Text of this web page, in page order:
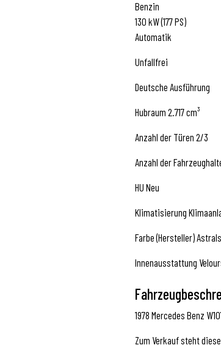
Benzin
130 kW (177 PS)
Automatik
Unfallfrei
Deutsche Ausführung
Hubraum 2.717 cm³
Anzahl der Türen 2/3
Anzahl der
HU Neu
Klimatisierung
Farbe (Hersteller)
Innenausstattung
1978 Mercedes Benz
Zum Verkauf steht